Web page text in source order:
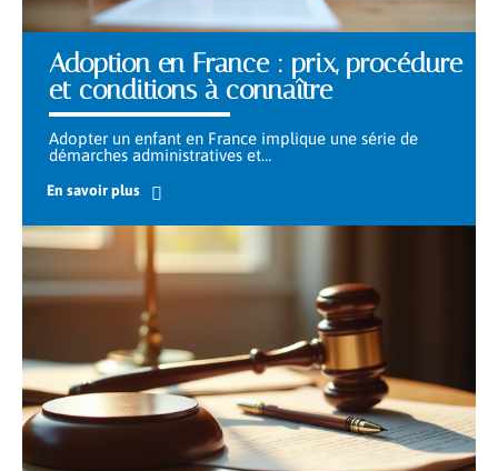
Adoption en France : prix, procédure
et conditions à connaître
Adopter un enfant en France implique une série de
démarches administratives et…
En savoir plus